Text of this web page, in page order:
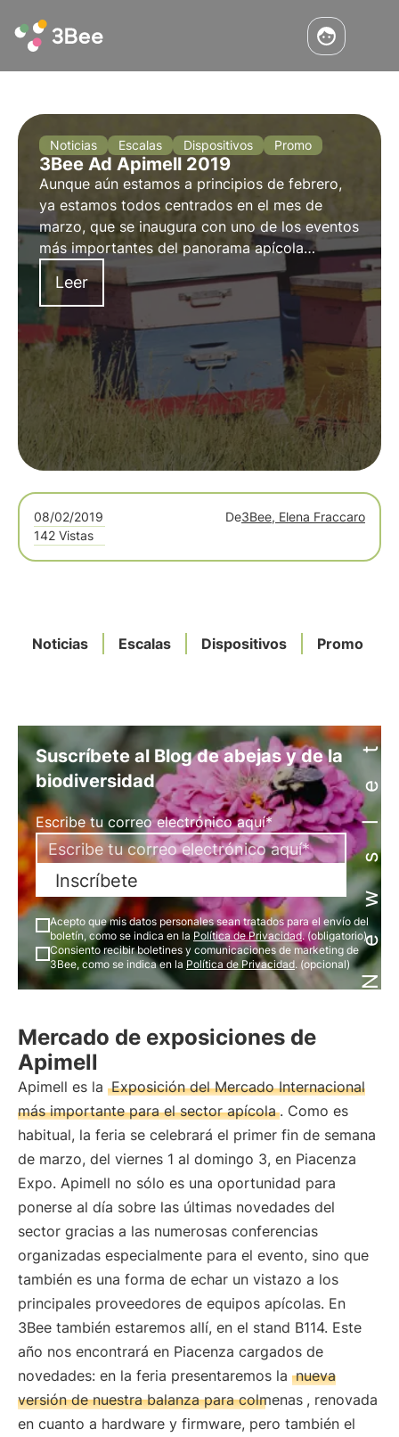
Noticias Escalas Dispositivos Promo
3Bee Ad Apimell 2019
Aunque aún estamos a principios de febrero,
ya estamos todos centrados en el mes de
marzo, que se inaugura con uno de los eventos
más importantes del panorama apícola
nacional e internacional. Hablamos de Apimell
2019, en la que en 3Bee también estaremos
presentes (stand B114).
Leer
08/02/2019 De3Bee, Elena Fraccaro
142 Vistas
Noticias Escalas Dispositivos PromoNewsletter
Suscríbete al Blog de abejas y de la
biodiversidad
Escribe tu correo electrónico aquí*
Inscríbete
Acepto que mis datos personales sean tratados para el envío del
boletín, como se indica en la Política de Privacidad. (obligatorio)
Consiento recibir boletines y comunicaciones de marketing de
3Bee, como se indica en la Política de Privacidad. (opcional)
Mercado de exposiciones de
Apimell
Apimell es la Exposición del Mercado Internacional
más importante para el sector apícola . Como es
habitual, la feria se celebrará el primer fin de semana
de marzo, del viernes 1 al domingo 3, en Piacenza
Expo. Apimell no sólo es una oportunidad para
ponerse al día sobre las últimas novedades del
sector gracias a las numerosas conferencias
organizadas especialmente para el evento, sino que
también es una forma de echar un vistazo a los
principales proveedores de equipos apícolas. En
3Bee también estaremos allí, en el stand B114. Este
año nos encontrará en Piacenza cargados de
novedades: en la feria presentaremos la nueva
versión de nuestra balanza para colmenas , renovada
en cuanto a hardware y firmware, pero también el